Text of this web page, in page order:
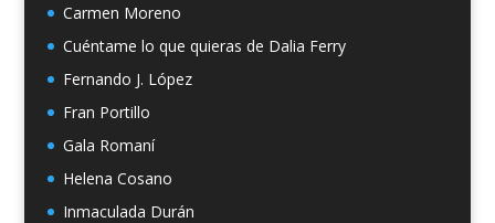
Carmen Moreno
Cuéntame lo que quieras de Dalia Ferry
Fernando J. López
Fran Portillo
Gala Romaní
Helena Cosano
Inmaculada Durán